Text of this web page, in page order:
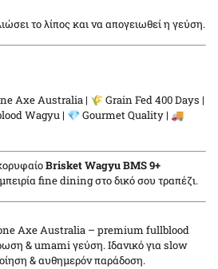
το λίπος και να απογειωθεί η γεύση.
Axe Australia | 🌾 Grain Fed 400 Days |
Wagyu | 💎 Gourmet Quality | 🚚
Brisket Wagyu BMS 9+
fine dining στο δικό σου τραπέζι.
Axe Australia – premium fullblood
& umami γεύση. Ιδανικό για slow
& αυθημερόν παράδοση.